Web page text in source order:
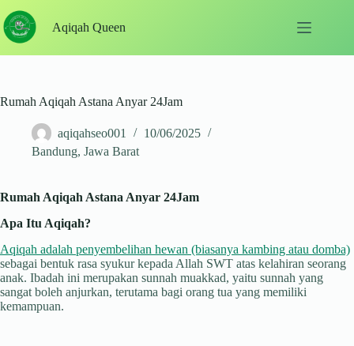
to
content
Aqiqah Queen
Rumah Aqiqah Astana Anyar 24Jam
aqiqahseo001
10/06/2025
Bandung, Jawa Barat
Rumah Aqiqah Astana Anyar 24Jam
Apa Itu Aqiqah?
Aqiqah adalah penyembelihan hewan (biasanya kambing atau domba)
sebagai bentuk rasa syukur kepada Allah SWT atas kelahiran seorang
anak. Ibadah ini merupakan sunnah muakkad, yaitu sunnah yang
sangat boleh anjurkan, terutama bagi orang tua yang memiliki
kemampuan.